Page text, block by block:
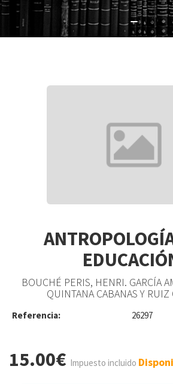
BOUCHÉ PERIS, HENRI. GARCÍA
QUINTANA CABANAS Y RUIZ
Referencia: 26297
15.00€ Impuesto incluido